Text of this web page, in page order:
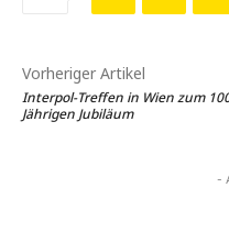
Vorheriger Artikel
Interpol-Treffen in Wien zum
Jährigen Jubiläum
-